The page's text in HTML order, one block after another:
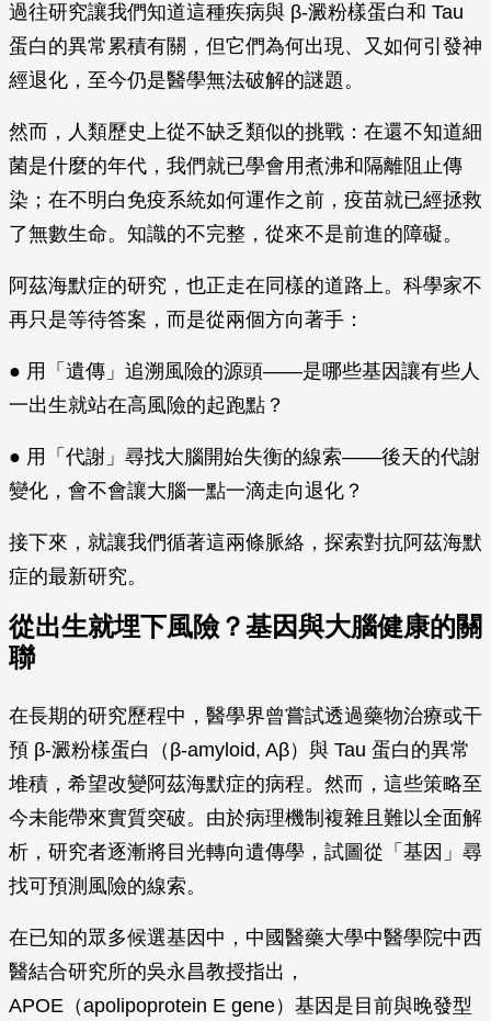
過往研究讓我們知道這種疾病與 β-澱粉樣蛋白和 Tau
蛋白的異常累積有關，但它們為何出現、又如何引發神
經退化，至今仍是醫學無法破解的謎題。
然而，人類歷史上從不缺乏類似的挑戰：在還不知道細
菌是什麼的年代，我們就已學會用煮沸和隔離阻止傳
染；在不明白免疫系統如何運作之前，疫苗就已經拯救
了無數生命。知識的不完整，從來不是前進的障礙。
阿茲海默症的研究，也正走在同樣的道路上。科學家不
再只是等待答案，而是從兩個方向著手：
● 用「遺傳」追溯風險的源頭——是哪些基因讓有些人
一出生就站在高風險的起跑點？
● 用「代謝」尋找大腦開始失衡的線索——後天的代謝
變化，會不會讓大腦一點一滴走向退化？
接下來，就讓我們循著這兩條脈絡，探索對抗阿茲海默
症的最新研究。
從出生就埋下風險？基因與大腦健康的關
聯
在長期的研究歷程中，醫學界曾嘗試透過藥物治療或干
預 β-澱粉樣蛋白（β-amyloid, Aβ）與 Tau 蛋白的異常
堆積，希望改變阿茲海默症的病程。然而，這些策略至
今未能帶來實質突破。由於病理機制複雜且難以全面解
析，研究者逐漸將目光轉向遺傳學，試圖從「基因」尋
找可預測風險的線索。
在已知的眾多候選基因中，中國醫藥大學中醫學院中西
醫結合研究所的吳永昌教授指出，
APOE（apolipoprotein E gene）基因是目前與晚發型